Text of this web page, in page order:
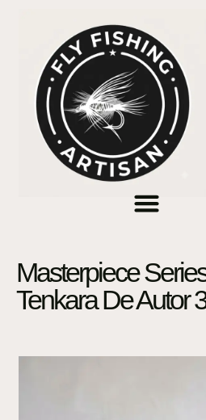
Masterpiece
Tenkara De Autor